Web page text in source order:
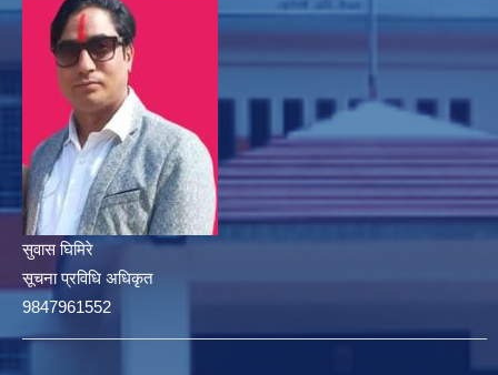
सुवास घिमिरे
सूचना प्रविधि अधिकृत
9847961552